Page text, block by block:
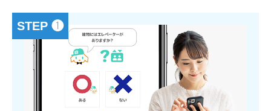
STEP ❶